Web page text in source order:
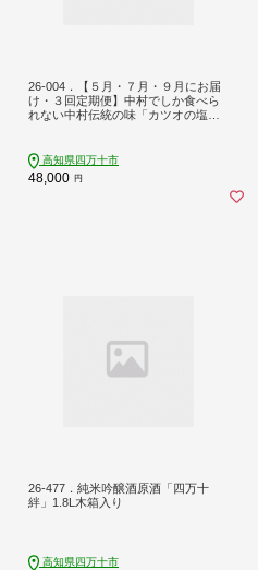
26-004．【５月・７月・９月にお届
け・３回定期便】中村でしか食べら
れない中村伝統の味「カツオの塩タ
高知県四万十市
48,000 円
26-477．純米吟醸酒原酒「四万十
絆」1.8L木箱入り
高知県四万十市